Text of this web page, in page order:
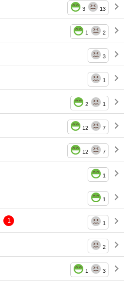
3 13
1 2
3
1
2 1
12 7
12 7
1
1
1
1
2
1 3